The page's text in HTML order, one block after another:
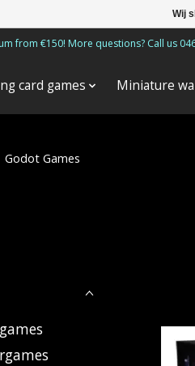
from €150! More questions? Call us
card games Miniature
Godot Games
Wij